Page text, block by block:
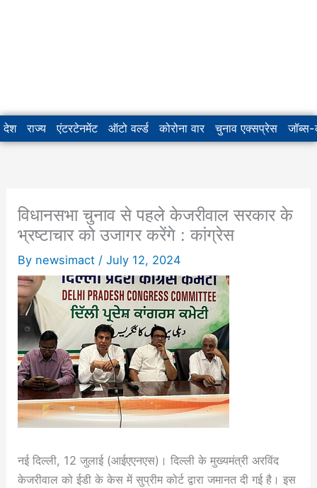
देश राज्य एंटरटेनमेंट ऑटो वर्ल्ड कोरोना वार चुनाव एक्सप्रेस जॉब्स-
विधानसभा चुनाव से पहले केजरीवाल सरकार के
भ्रष्टाचार को उजागर करेंगे : कांग्रेस
By newsimact /July 12, 2024
नई दिल्ली, 12 जुलाई (आईएएनएस)। दिल्ली के मुख्यमंत्री अरविंद
केजरीवाल को ईडी के केस में सुप्रीम कोर्ट द्वारा जमानत दी गई है। इस